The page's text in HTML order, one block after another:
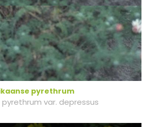
pyrethrum
var. depressus